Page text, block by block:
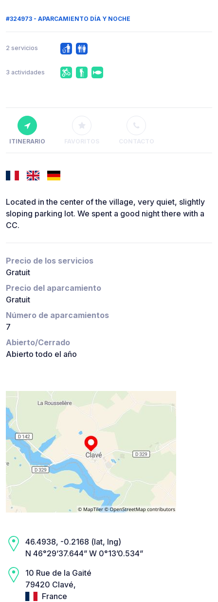
#324973 - APARCAMIENTO DÍA Y NOCHE
2 servicios
3 actividades
ITINERARIO FAVORITOS CONTACTO
Located in the center of the village, very quiet, slightly
sloping parking lot. We spent a good night there with a
CC.
Precio de los servicios
Gratuit
Precio del aparcamiento
Gratuit
Número de aparcamientos
7
Abierto/Cerrado
Abierto todo el año
46.4938, -0.2168 (lat, lng)
N 46°29’37.644” W 0°13’0.534”
10 Rue de la Gaité
79420 Clavé,
France